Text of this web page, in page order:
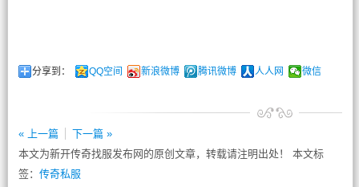
分享到： QQ空间 新浪微博 腾讯微博 人人网 微信
« 上一篇
下一篇 »
本文为新开传奇找服发布网的原创文章，转载请注明出处！ 本文标
签： 传奇私服